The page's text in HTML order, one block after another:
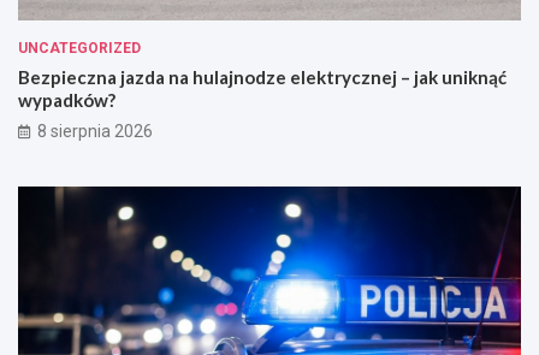
UNCATEGORIZED
Bezpieczna jazda na hulajnodze elektrycznej – jak uniknąć
wypadków?
8 sierpnia 2026